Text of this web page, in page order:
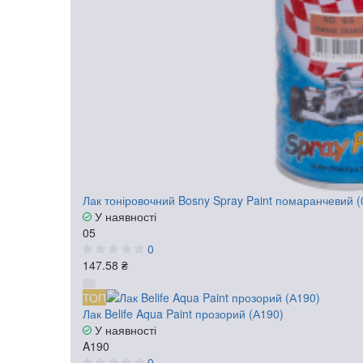
Лак тоніровочний Bosny Spray Paint помаранчевий
У наявності
05
0
147.58 ₴
ТОП
Лак Belife Aqua Paint прозорий (А190)
У наявності
A190